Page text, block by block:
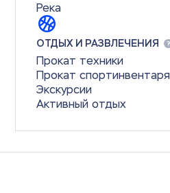
Река
ОТДЫХ И РАЗВЛЕЧЕНИЯ
Прокат техники
Прокат спортинвентаря
Экскурсии
Активный отдых